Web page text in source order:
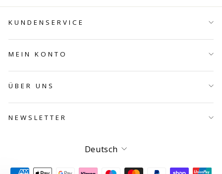
KUNDENSERVICE
MEIN KONTO
ÜBER UNS
NEWSLETTER
Sprache
Deutsch